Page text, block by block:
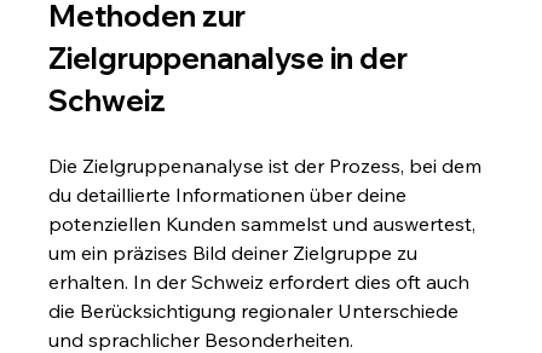
Methoden zur
Zielgruppenanalyse in der
Schweiz
Die Zielgruppenanalyse ist der Prozess, bei dem
du detaillierte Informationen über deine
potenziellen Kunden sammelst und auswertest,
um ein präzises Bild deiner Zielgruppe zu
erhalten. In der Schweiz erfordert dies oft auch
die Berücksichtigung regionaler Unterschiede
und sprachlicher Besonderheiten.